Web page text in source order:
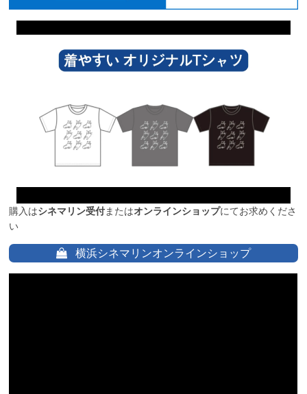
購入はシネマリン受付またはオンラインショップにてお求めくださ
い
横浜シネマリンオンラインショップ